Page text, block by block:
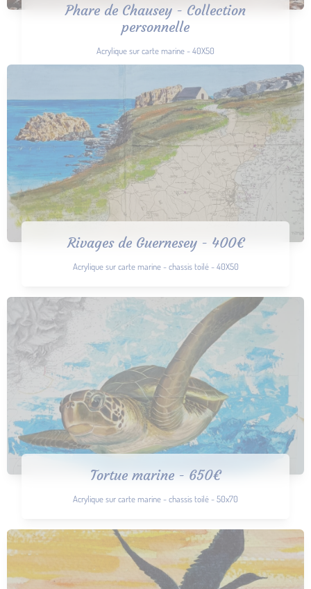
Phare de Chausey - Collection
personnelle
Acrylique sur carte marine - 40X50
Rivages de Guernesey - 400€
Acrylique sur carte marine - chassis toilé - 40X50
Tortue marine - 650€
Acrylique sur carte marine - chassis toilé - 50x70